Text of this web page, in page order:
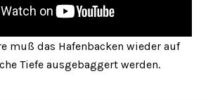
muß das Hafenbacken wieder auf
Tiefe ausgebaggert werden.